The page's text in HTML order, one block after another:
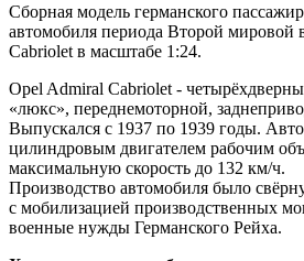
Сборная модель германского
автомобиля периода Второй мировой
Cabriolet в масштабе 1:24.
Opel Admiral Cabriolet -
«люкс», переднемоторной,
Выпускался с 1937 по 1939 годы.
цилиндровым двигателем рабочим
максимальную скорость до 132 км/ч.
Производство автомобиля было
с мобилизацией производственных
военные нужды Германского Рейха.